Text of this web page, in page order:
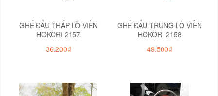
GHẾ ĐẨU THẤP LỖ VIỀN
HOKORI 2157
36.200₫
GHẾ ĐẨU TRUNG LỖ VIỀN
HOKORI 2158
49.500₫